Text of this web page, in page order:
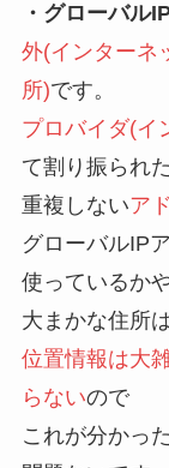
・グローバル
外(インターネ
所)です。
プロバイダ(イ
て割り振られた
重複しないア
グローバルIP
使っているか
大まかな住所
位置情報は大
らないので
これが分かっ